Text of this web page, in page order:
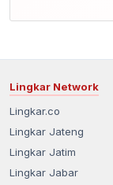
Lingkar Network
Lingkar.co
Lingkar Jateng
Lingkar Jatim
Lingkar Jabar